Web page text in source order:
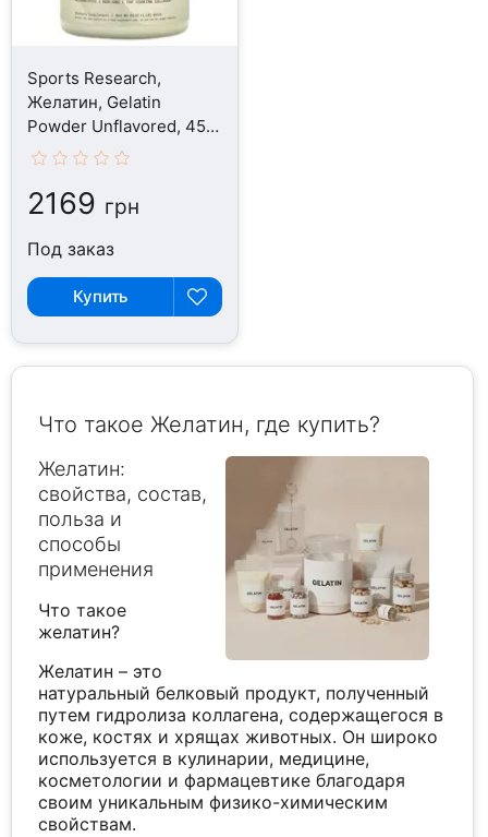
Sports Research,
Желатин, Gelatin
Powder Unflavored, 454
г
2169 грн
Под заказ
Купить
Что такое Желатин, где купить?
Желатин:
свойства, состав,
польза и
способы
применения
Что такое
желатин?
Желатин – это
натуральный белковый продукт, полученный
путем гидролиза коллагена, содержащегося в
коже, костях и хрящах животных. Он широко
используется в кулинарии, медицине,
косметологии и фармацевтике благодаря
своим уникальным физико-химическим
свойствам.